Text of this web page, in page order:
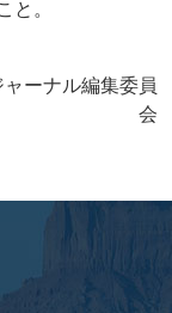
。
ーナル編集委員
会